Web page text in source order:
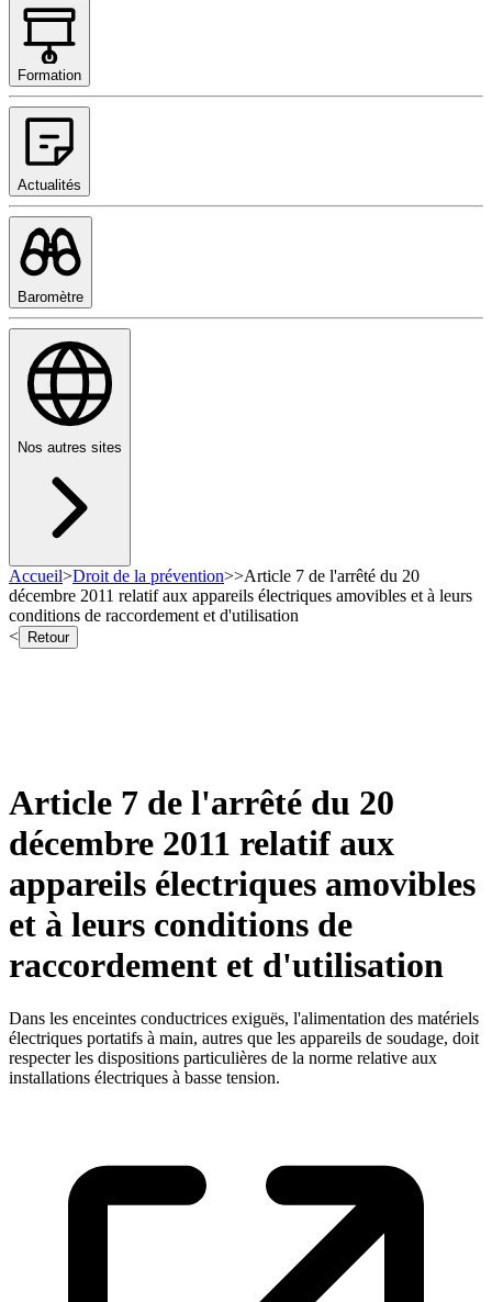
Formation
Actualités
Baromètre
Nos autres sites
Accueil>Droit de la prévention>>Article 7 de l'arrêté du 20
décembre 2011 relatif aux appareils électriques amovibles et à leurs
conditions de raccordement et d'utilisation
<
Retour
Article 7 de l'arrêté du 20
décembre 2011 relatif aux
appareils électriques amovibles
et à leurs conditions de
raccordement et d'utilisation
Dans les enceintes conductrices exiguës, l'alimentation des matériels
électriques portatifs à main, autres que les appareils de soudage, doit
respecter les dispositions particulières de la norme relative aux
installations électriques à basse tension.